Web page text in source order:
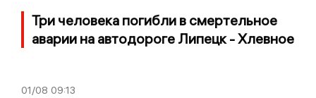
Три человека погибли в смертельное
аварии на автодороге Липецк - Хлевное
01/08 09:13